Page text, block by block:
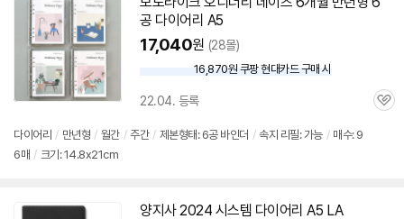
공 다이어리 A5
17,040원 (28몰)
할
가
16,870원 쿠팡 현대카드 구매 시
22.04. 등록
관
다이어리 / 만년형 / 월간 / 주간 / 제본형태: 6공바인더 / 속지 리필: 가능 / 매수: 9
6매 / 크기: 14.8x21cm
양지사 2024 시스템 다이어리 A5 LA